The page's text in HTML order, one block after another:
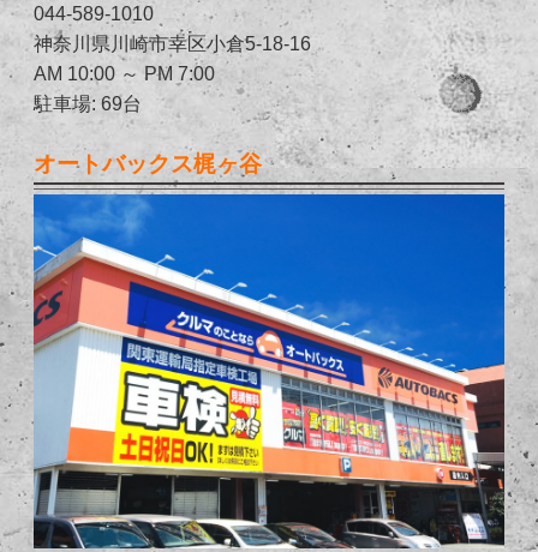
044-589-1010
神奈川県川崎市幸区小倉5-18-16
AM 10:00 ～ PM 7:00
駐車場: 69台
オートバックス梶ヶ谷